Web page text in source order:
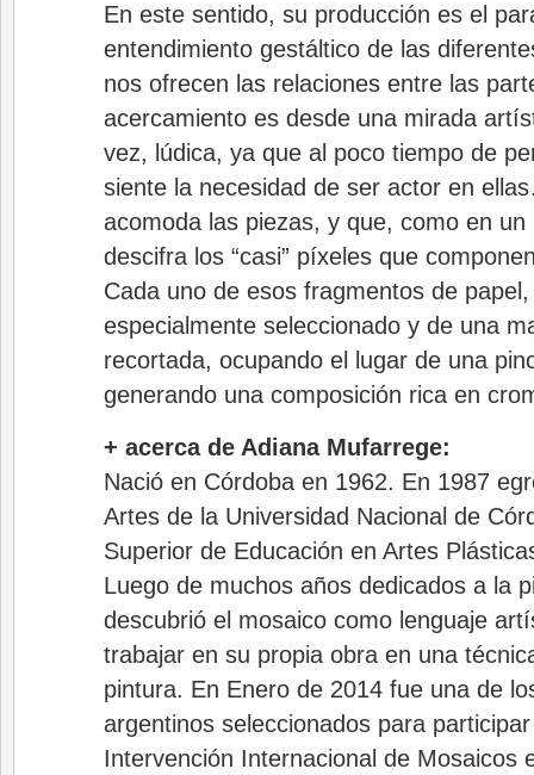
En este sentido, su producción es el
entendimiento gestáltico de las
nos ofrecen las relaciones entre las
acercamiento es desde una mirada
vez, lúdica, ya que al poco tiempo de
siente la necesidad de ser actor en
acomoda las piezas, y que, como en
descifra los “casi” píxeles que
Cada uno de esos fragmentos de
especialmente seleccionado y de una
recortada, ocupando el lugar de una
generando una composición rica en
+ acerca de Adiana Mufarrege:
Nació en Córdoba en 1962. En 1987
Artes de la Universidad Nacional de
Superior de Educación en Artes
Luego de muchos años dedicados a la
descubrió el mosaico como lenguaje
trabajar en su propia obra en una
pintura. En Enero de 2014 fue una de
argentinos seleccionados para
Intervención Internacional de Mosaicos